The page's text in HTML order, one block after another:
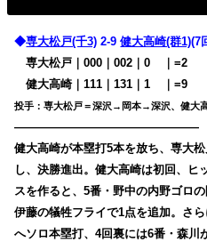
◆専大松戸(千3) 2-9健大高崎(群1)(7
専大松戸｜000｜002｜0
｜=2
健大高崎｜111｜131｜1
｜=9
投手：専大松戸＝深沢→岡本→深沢、健大
————————————————
健大高崎が本塁打5本を放ち、専大
し、決勝進出。健大高崎は初回、ヒ
スを作ると、5番・野中の内野ゴロ
伊藤の犠牲フライで1点を追加。さ
へソロ本塁打、4回裏には6番・森川